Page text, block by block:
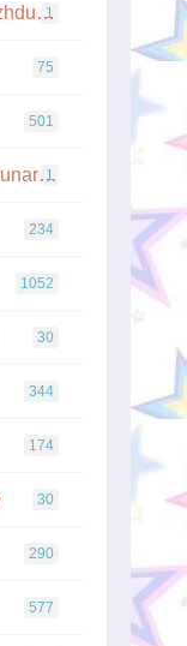
Масс-медийные, mezhdunarodnye
1
75
501
Молодежные, mezhdunarodnye
1
234
1052
30
344
174
30
290
577